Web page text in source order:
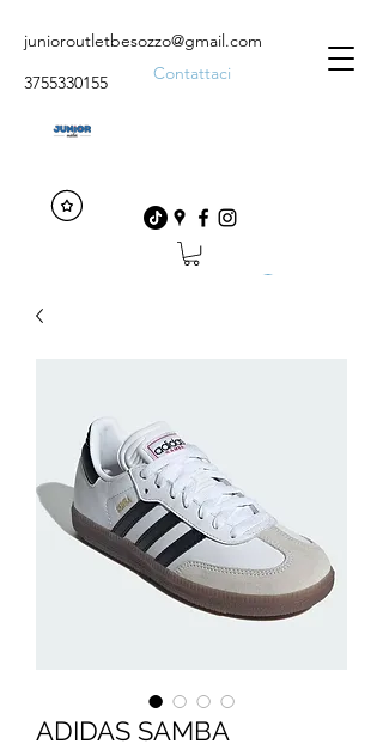
junioroutletbesozzo@gmail.com
Contattaci
3755330155
ADIDAS SAMBA